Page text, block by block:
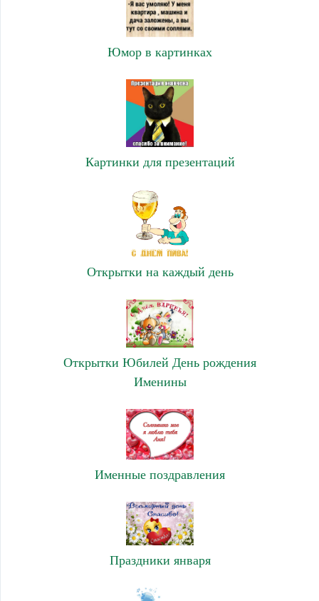
Юмор в картинках
Картинки для презентаций
Открытки на каждый день
Открытки Юбилей День рождения
Именины
Именные поздравления
Праздники января